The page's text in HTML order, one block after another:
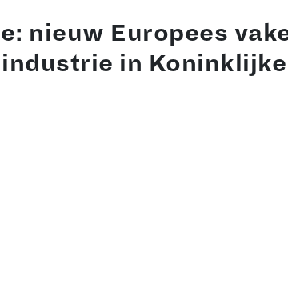
nieuw Europees
in Koninklijke